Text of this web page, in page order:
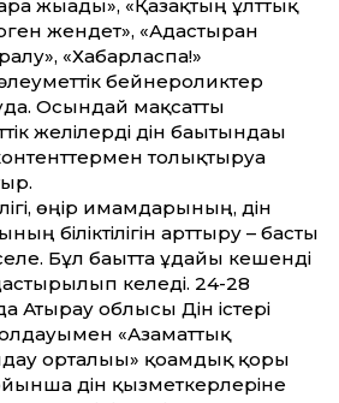
жығады», «Қазақтың ұлт­тық
жендет», «Адастырған
«Хабарласпа!»
бейнероликтер
Осындай мақсат­ты
желілерді дін бағытындағы
толықтыруға
өңір имамдарының, дін
біліктілігін арт­тыру – басты
Бұл бағыт­та ұдайы кешенді
келеді. 24-28
Атырау облысы Дін істері
«Азамат­тық
орталығы» қоғамдық қоры
дін қызметкерлеріне